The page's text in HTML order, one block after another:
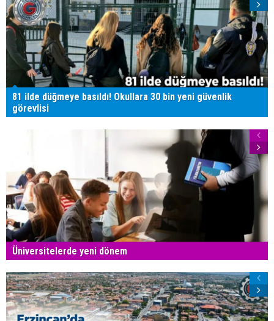
81 ilde düğmeye basıldı! Okullara 30 bin yeni güvenlik
görevlisi
Üniversitelerde yeni dönem